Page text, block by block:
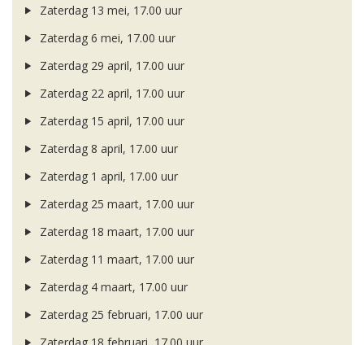
Zaterdag 13 mei, 17.00 uur
Zaterdag 6 mei, 17.00 uur
Zaterdag 29 april, 17.00 uur
Zaterdag 22 april, 17.00 uur
Zaterdag 15 april, 17.00 uur
Zaterdag 8 april, 17.00 uur
Zaterdag 1 april, 17.00 uur
Zaterdag 25 maart, 17.00 uur
Zaterdag 18 maart, 17.00 uur
Zaterdag 11 maart, 17.00 uur
Zaterdag 4 maart, 17.00 uur
Zaterdag 25 februari, 17.00 uur